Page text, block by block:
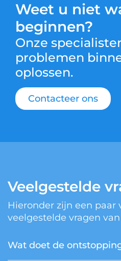
Weet u niet
beginnen?
Onze
problemen
oplossen.
Contacteer ons
Veelgestelde
Hieronder zijn een paar
veelgestelde vragen
Wat doet de